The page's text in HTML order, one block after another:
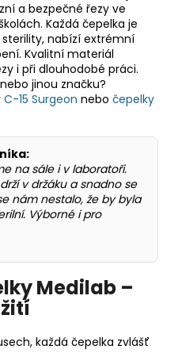
a bezpečné řezy ve
Každá čepelka je
nabízí extrémní
Kvalitní materiál
i při dlouhodobé práci.
jinou značku?
15 Surgeon nebo čepelky
na sále i v laboratoři.
v držáku a snadno se
nám nestalo, že by byla
Výborné i pro
Medilab –
každá čepelka zvlášť